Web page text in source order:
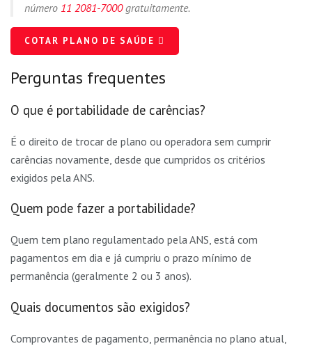
número 11 2081-7000gratuitamente.
COTAR PLANO DE SAÚDE
Perguntas frequentes
O que é portabilidade de carências?
É o direito de trocar de plano ou operadora sem cumprir
carências novamente, desde que cumpridos os critérios
exigidos pela ANS.
Quem pode fazer a portabilidade?
Quem tem plano regulamentado pela ANS, está com
pagamentos em dia e já cumpriu o prazo mínimo de
permanência (geralmente 2 ou 3 anos).
Quais documentos são exigidos?
Comprovantes de pagamento, permanência no plano atual,